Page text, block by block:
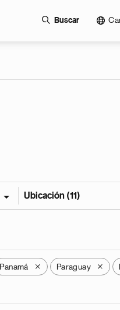
Buscar
Ubicación (11)
Panamá X Paraguay X